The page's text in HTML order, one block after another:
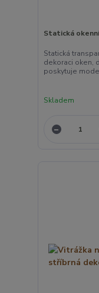
Statická
Statická
dekoraci oken,
poskytuje
Skladem